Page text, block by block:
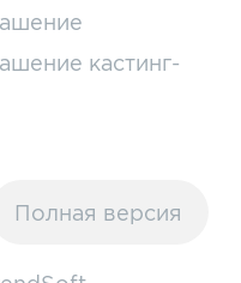
кастинг-
Полная версия